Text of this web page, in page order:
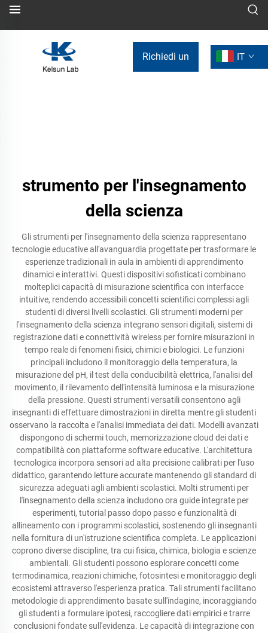
Richiedi un IT
strumento per l'insegnamento
della scienza
Gli strumenti per l'insegnamento della scienza rappresentano
tecnologie educative all'avanguardia progettate per trasformare le
esperienze tradizionali in aula in ambienti di apprendimento
dinamici e interattivi. Questi dispositivi sofisticati combinano
molteplici capacità di misurazione scientifica con interfacce
intuitive, rendendo accessibili concetti scientifici complessi agli
studenti di diversi livelli scolastici. Gli strumenti moderni per
l'insegnamento della scienza integrano sensori digitali, sistemi di
registrazione dati e connettività wireless per fornire misurazioni in
tempo reale di fenomeni fisici, chimici e biologici. Le funzioni
principali includono il monitoraggio della temperatura, la
misurazione del pH, il test della conducibilità elettrica, l'analisi del
movimento, il rilevamento dell'intensità luminosa e la misurazione
della pressione. Questi strumenti versatili consentono agli
insegnanti di effettuare dimostrazioni in diretta mentre gli studenti
osservano la raccolta e l'analisi immediata dei dati. Modelli avanzati
dispongono di schermi touch, memorizzazione cloud dei dati e
compatibilità con piattaforme software educative. L'architettura
tecnologica incorpora sensori ad alta precisione calibrati per l'uso
didattico, garantendo letture accurate mantenendo gli standard di
sicurezza adeguati agli ambienti scolastici. Molti strumenti per
l'insegnamento della scienza includono ora guide integrate per
esperimenti, tutorial passo dopo passo e funzionalità di
allineamento con i programmi scolastici, sostenendo gli insegnanti
nella fornitura di un'istruzione scientifica completa. Le applicazioni
coprono diverse discipline, tra cui fisica, chimica, biologia e scienze
ambientali. Gli studenti possono esplorare concetti come
termodinamica, reazioni chimiche, fotosintesi e monitoraggio degli
ecosistemi attraverso l'esperienza pratica. Tali strumenti facilitano
metodologie di apprendimento basate sull'indagine, incoraggiando
gli studenti a formulare ipotesi, raccogliere dati empirici e trarre
conclusioni fondate sull'evidenza. Le capacità di integrazione con